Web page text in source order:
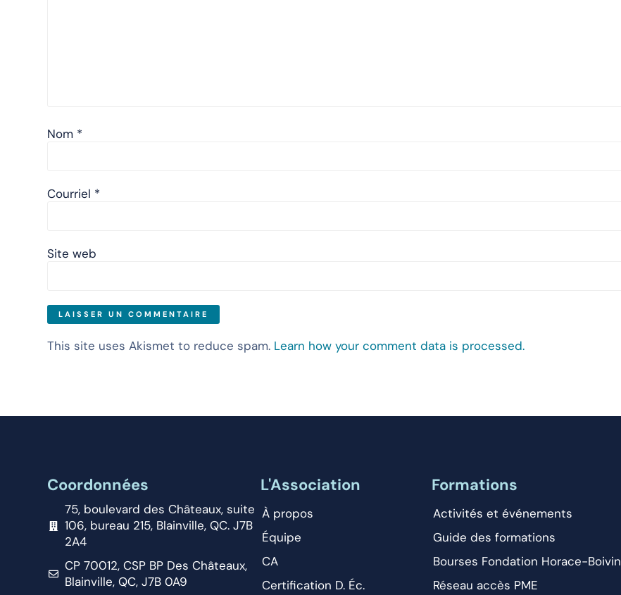
Nom *
Courriel *
Site web
This site uses Akismet to reduce spam. Learn how your comment data is processed.
Coordonnées
75, boulevard des Châteaux, suite
106, bureau 215, Blainville, QC. J7B
2A4
CP 70012, CSP BP Des Châteaux,
Blainville, QC, J7B 0A9
L'Association
À propos
Équipe
CA
Certification D. Éc.
Formations
Activités et événements
Guide des formations
Bourses Fondation Horace-Boivin
Réseau accès PME